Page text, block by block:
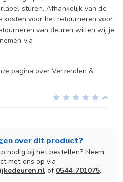
sturen. Afhankelijk van de
kosten voor het retourneren voor
van deuren willen wij je
via
pagina over Verzenden &
over dit product?
nodig bij het bestellen? Neem
met ons op via
of 0544-701075.